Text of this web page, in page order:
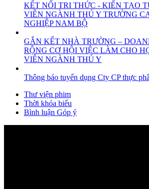
KẾT NỐI TRI THỨC - KIẾN TẠO
VIÊN NGÀNH THÚ Y TRƯỜNG
NGHIỆP NAM BỘ
GẮN KẾT NHÀ TRƯỜNG –
RỘNG CƠ HỘI VIỆC LÀM CHO
VIÊN NGÀNH THÚ Y
Thông báo tuyển dụng Cty CP thực
Thư viện phim
Thời khóa biểu
Bình luận Góp ý